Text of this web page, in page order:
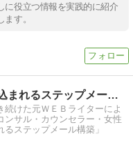
に役立つ情報を実践的に紹介
す。
文章が苦手でも申し込まれるステップメールが作れるブログ
続けた元ＷＥＢライターによ
ンサル・カウンセラー・女性
ステップメール構築」